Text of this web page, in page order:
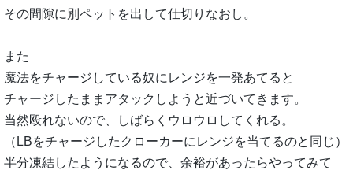
その間隙に別ペットを出して仕切りなおし。
また
魔法をチャージしている奴にレンジを一発あてると
チャージしたままアタックしようと近づいてきます。
当然殴れないので、しばらくウロウロしてくれる。
（LBをチャージしたクローカーにレンジを当てるのと同じ）
半分凍結したようになるので、余裕があったらやってみて